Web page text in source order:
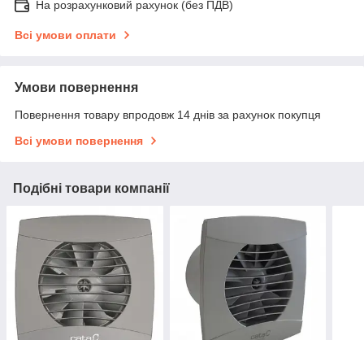
На розрахунковий рахунок (без ПДВ)
Всі умови оплати
Умови повернення
Повернення товару впродовж 14 днів за рахунок покупця
Всі умови повернення
Подібні товари компанії